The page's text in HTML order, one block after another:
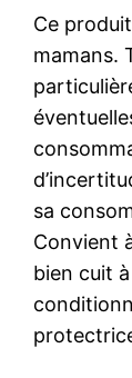
Ce
mamans.
sa
Convient
bien cuit